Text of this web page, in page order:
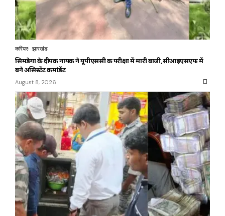
करियर झारखंड
सिमडेगा के दीपक नायक ने यूपीएससी की परीक्षा में मारी बाजी,सीआइएसएफ में
बने असिस्टेंट कमांडेंट
August 8, 2026